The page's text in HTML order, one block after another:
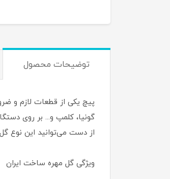
توضیحات محصول
پیچ یکی از قطعات لازم و
گونیا، کلمپ و... بر روی
از دست می‌توانید این نوع
ویژگی گل مهره ساخت ایران